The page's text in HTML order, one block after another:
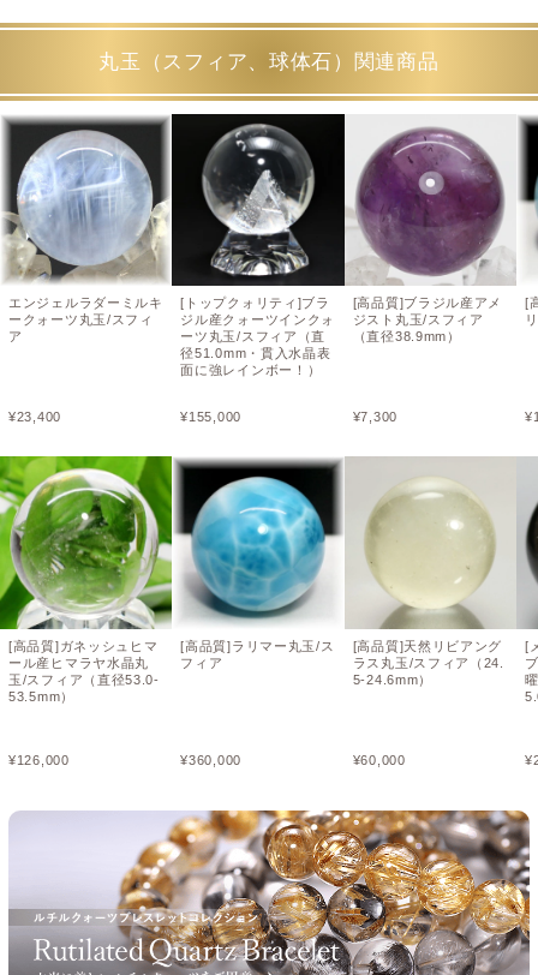
丸玉（スフィア、球体石）関連商品
エンジェルラダーミルキ
ークォーツ丸玉/スフィ
ア
¥23,400
[高品質]ガネッシュヒマ
ール産ヒマラヤ水晶丸
玉/スフィア（直径53.0-
53.5mm）
¥126,000
[トップクォリティ]ブラ
ジル産クォーツインクォ
ーツ丸玉/スフィア（直
径51.0mm・貫入水晶表
面に強レインボー！）
¥155,000
[高品質]ラリマー丸玉/ス
フィア
¥360,000
[高品質]ブラジル産アメ
ジスト丸玉/スフィア
（直径38.9mm）
¥7,300
[高品質]天然リビアング
ラス丸玉/スフィア（24.
5-24.6mm）
¥60,000
[
¥
[
¥